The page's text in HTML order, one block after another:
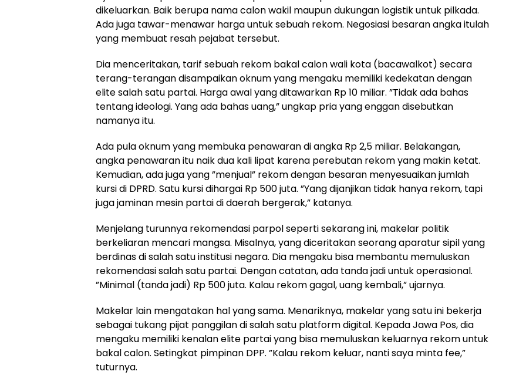
dikeluarkan. Baik berupa nama calon wakil maupun dukungan logistik untuk pilkada.
Ada juga tawar-menawar harga untuk sebuah rekom. Negosiasi besaran angka itulah
yang membuat resah pejabat tersebut.
Dia menceritakan, tarif sebuah rekom bakal calon wali kota (bacawalkot) secara
terang-terangan disampaikan oknum yang mengaku memiliki kedekatan dengan
elite salah satu partai. Harga awal yang ditawarkan Rp 10 miliar. ”Tidak ada bahas
tentang ideologi. Yang ada bahas uang,” ungkap pria yang enggan disebutkan
namanya itu.
Ada pula oknum yang membuka penawaran di angka Rp 2,5 miliar. Belakangan,
angka penawaran itu naik dua kali lipat karena perebutan rekom yang makin ketat.
Kemudian, ada juga yang ”menjual” rekom dengan besaran menyesuaikan jumlah
kursi di DPRD. Satu kursi dihargai Rp 500 juta. ”Yang dijanjikan tidak hanya rekom, tapi
juga jaminan mesin partai di daerah bergerak,” katanya.
Menjelang turunnya rekomendasi parpol seperti sekarang ini, makelar politik
berkeliaran mencari mangsa. Misalnya, yang diceritakan seorang aparatur sipil yang
berdinas di salah satu institusi negara. Dia mengaku bisa membantu memuluskan
rekomendasi salah satu partai. Dengan catatan, ada tanda jadi untuk operasional.
”Minimal (tanda jadi) Rp 500 juta. Kalau rekom gagal, uang kembali,” ujarnya.
Makelar lain mengatakan hal yang sama. Menariknya, makelar yang satu ini bekerja
sebagai tukang pijat panggilan di salah satu platform digital. Kepada Jawa Pos, dia
mengaku memiliki kenalan elite partai yang bisa memuluskan keluarnya rekom untuk
bakal calon. Setingkat pimpinan DPP. ”Kalau rekom keluar, nanti saya minta fee,”
tuturnya.